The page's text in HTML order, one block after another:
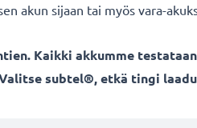
akun sijaan tai myös vara-
Kaikki akkumme
subtel®, etkä tingi